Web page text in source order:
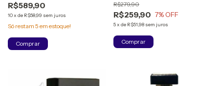
R$589,90
10x de R$58,99 sem juros
Só restam 5 em estoque!
R$259,90
R$279,90
7% OFF
5x de R$51,98 sem juros